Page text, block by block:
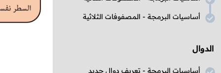
أساسيات البرمجة - المصفوفات الثلاثية
الدوال
أساسيات البرمجة - تعريف دوال جديد